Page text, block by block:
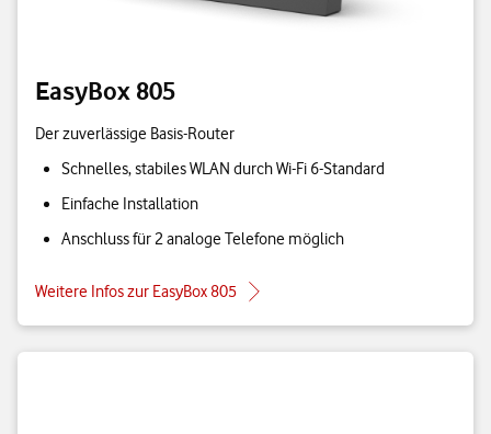
EasyBox 805
Der zuverlässige Basis-Router
Schnelles, stabiles WLAN durch Wi-Fi 6-Standard
Einfache Installation
Anschluss für 2 analoge Telefone möglich
Weitere Infos zur EasyBox 805